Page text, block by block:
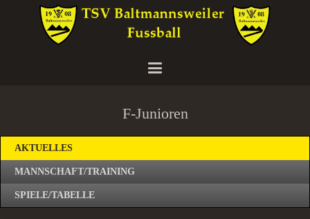
F-Junioren
AKTUELLES
MANNSCHAFT/TRAINING
SPIELE/TABELLE